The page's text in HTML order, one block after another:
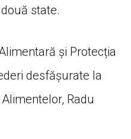
state.
și Protecția
desfășurate la
Radu